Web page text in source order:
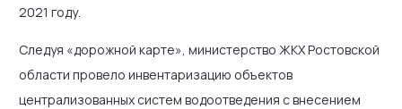
2021 году.
Следуя «дорожной карте», министерство ЖКХ Ростовской
области провело инвентаризацию объектов
централизованных систем водоотведения с внесением